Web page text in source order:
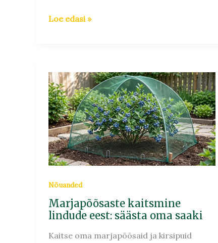
Loe edasi »
Nõuanded
Marjapõõsaste kaitsmine
lindude eest: säästa oma saaki
Kaitse oma marjapõõsaid ja kirsipuid
Marjapõõsaste
kaitsmine
lindude
eest:
säästa
oma
saaki